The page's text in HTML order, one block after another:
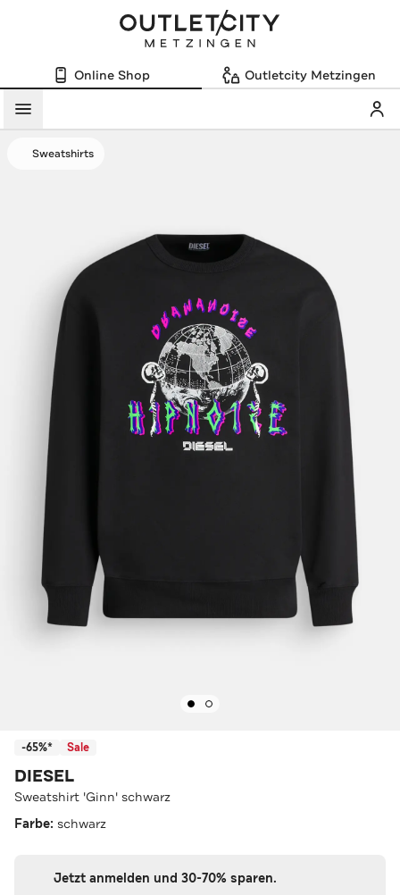
Online Shop Outletcity Metzingen
Menü
Sweatshirts
-65%* Sale
DIESEL
Sweatshirt 'Ginn' schwarz
Farbe: schwarz
Jetzt anmelden und 30-70% sparen.